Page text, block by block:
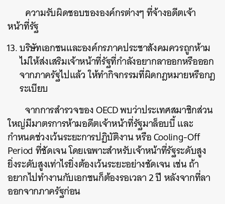
ความรับผิดชอบขององค์กรต่างๆ ที่จ้างอดีตเจ้า
หน้าที่รัฐ
บริษัทเอกชนและองค์กรภาคประชาสังคมควรถูกห้าม
ไม่ให้ส่งเสริมเจ้าหน้าที่รัฐที่กำลังอยากลาออกหรือออก
จากภาครัฐไปแล้ว ให้ทำกิจกรรมที่ผิดกฎหมายหรือกฎ
ระเบียบ
จากการสำรวจของ OECD พบว่าประเทศสมาชิกส่วน
ใหญ่มีมาตรการห้ามอดีตเจ้าหน้าที่รัฐมาล็อบบี้ และ
กำหนดช่วงเว้นระยะการปฏิบัติงาน หรือ Cooling-Off
Period ที่ชัดเจน โดยเฉพาะสำหรับเจ้าหน้าที่รัฐระดับสูง
ยิ่งระดับสูงเท่าไรยิ่งต้องเว้นระยะอย่างชัดเจน เช่น ถ้า
อยากไปทำงานกับเอกชนก็ต้องรอเวลา 2 ปี หลังจากที่ลา
ออกจากภาครัฐก่อน